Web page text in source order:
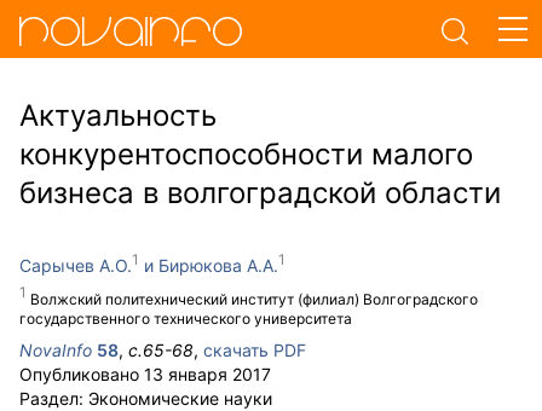
Актуальность
конкурентоспособности малого
бизнеса в волгоградской области
Сарычев А.О.
Волжский политехнический институт (филиал) Волгоградского
государственного технического университета
Бирюкова А.А.
NovaInfo 58, с.65-68, скачать PDF
Опубликовано 13 января 2017
Раздел: Экономические науки